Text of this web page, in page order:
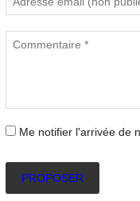
Me notifier l'arrivée de
PROPOSER